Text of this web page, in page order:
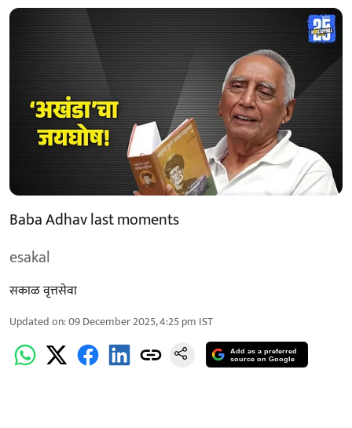
Baba Adhav last moments
esakal
सकाळ वृत्तसेवा
Updated on:09 December 2025, 4:25 pm IST
Add as a preferred
source on Google